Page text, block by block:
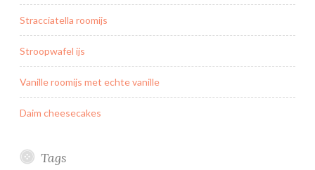
Stracciatella roomijs
Stroopwafel ijs
Vanille roomijs met echte vanille
Daim cheesecakes
Tags